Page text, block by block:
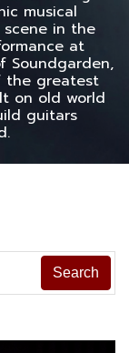
musical
scene in the
at
Soundgarden,
the greatest
on old world
guitars
Search